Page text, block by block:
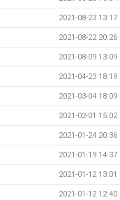
2021-08-23 13:17
2021-08-22 20:26
2021-08-09 13:09
2021-04-23 18:19
2021-03-04 18:09
2021-02-01 15:02
2021-01-24 20:36
2021-01-19 14:37
2021-01-12 13:01
2021-01-12 12:40